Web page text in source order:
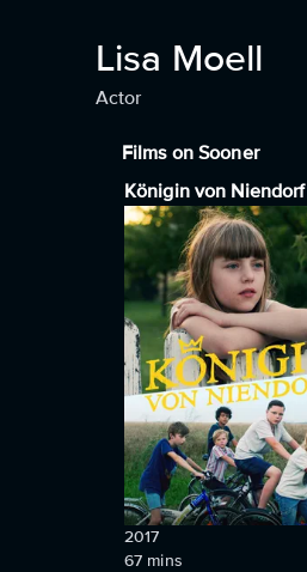
Lisa Moell
Actor
Films on Sooner
Königin von Niendorf
2017
67 mins